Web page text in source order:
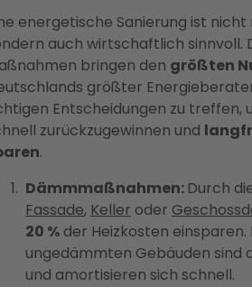
energetische Sanierung ist
auch wirtschaftlich sinnvoll.
bringen den größten
größter
Entscheidungen zu treffen,
zurückzugewinnen und
.
Dämmmaßnahmen: Durch
Fassade, Keller oder
20 % der Heizkosten
ungedämmten Gebäuden sind
und amortisieren sich schnell.